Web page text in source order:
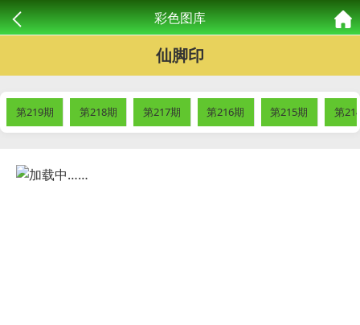
彩色图库
仙脚印
第219期 第218期 第217期 第216期 第215期 第